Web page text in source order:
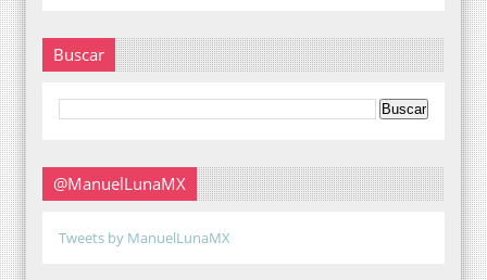
Buscar
@ManuelLunaMX
Tweets by ManuelLunaMX